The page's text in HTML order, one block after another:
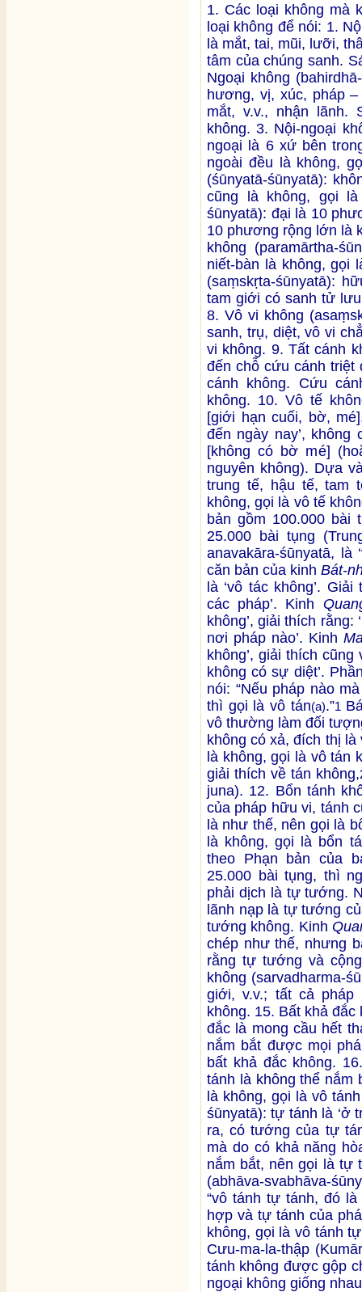
1. Các loại không mà
loại không để nói: 1.
là mắt, tai, mũi, lưỡi,
tâm của chúng sanh.
Ngoại không
hương, vị, xúc, pháp
mắt, v.v., nhận lãnh.
không. 3. Nội-ngoại
ngoại là 6 xứ bên
ngoài đều là không,
(śūnyatā-śūnyatā):
cũng là không, gọi
śūnyatā): đại là 10
10 phương rộng lớn là
không (paramārtha-
niết-bàn là không, gọi
(saṃskṛta-śūnyatā):
tam giới có sanh tử
8. Vô vi không
sanh, trụ, diệt, vô vi
vi không. 9. Tất cánh
đến chỗ cứu cánh triệt
cánh không. Cứu
không. 10. Vô tế
[giới hạn cuối, bờ,
đến ngày nay’,
[không có bờ mé]
nguyên không). Dựa
trung tế, hậu tế, tam
không, gọi là vô tế
bản gồm 100.000
25.000 bài tụng
anavakāra-śūnyatā, là
căn bản của kinh Bát-
là ‘vô tác không’.
các pháp’. Kinh
không’, giải thích rằng:
nơi pháp nào’. Kinh
không’, giải thích
không có sự diệt’.
nói: “Nếu pháp nào
thì gọi là vô tán(a).”1
vô thường làm đối
không có xả, đích thị là
là không, gọi là vô tán
giải thích về tán không,
juna). 12. Bổn tánh
của pháp hữu vi, tánh
là như thế, nên gọi là
là không, gọi là bổn
theo Phạn bản của
25.000 bài tụng, thì
phải dịch là tự tướng.
lãnh nạp là tự tướng
tướng không. Kinh
chép như thế, nhưng
rằng tự tướng và
không (sarvadharma-
giới, v.v.; tất cả pháp
không. 15. Bất khả
đắc là mong cầu hết
nắm bắt được mọi
bất khả đắc không.
tánh là không thể nắm
là không, gọi là vô
śūnyatā): tự tánh là ‘ở
ra, có tướng của tự
mà do có khả năng
nắm bắt, nên gọi là tự
(abhāva-svabhāva-
“vô tánh tự tánh, đó
hợp và tự tánh của
không, gọi là vô tánh
Cưu-ma-la-thập
tánh không được gộp
ngoại không giống